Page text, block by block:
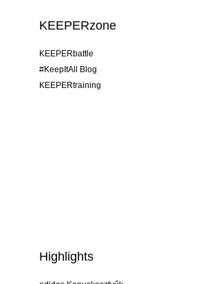
KEEPERzone
KEEPERbattle
#KeepItAll Blog
KEEPERtraining
Highlights